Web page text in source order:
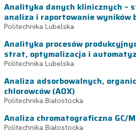
Analityka danych klinicznych –
analiza i raportowanie wyników
Politechnika Lubelska
Analityka procesów
strat, optymalizacja i
Politechnika Lubelska
Analiza adsorbowalnych,
chlorowców (AOX)
Politechnika Białostocka
Analiza chromatograficzna GC/
Politechnika Białostocka